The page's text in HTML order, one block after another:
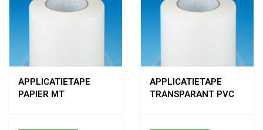
APPLICATIETAPE
PAPIER MT
APPLICATIETAPE
TRANSPARANT PVC